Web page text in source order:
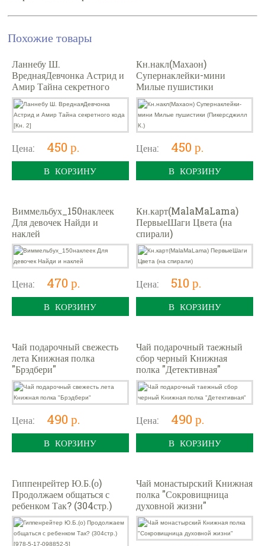
Похожие товары
Ланнебу Ш.
ВреднаяДевчонка Астрид и
Амир Тайна секретного
кода [Кн. 2]
Цена: 450 р.
В КОРЗИНУ
Кн.накл(Махаон)
Супернаклейки-мини
Милые пушистики
(Пикерсджилл К.)
Цена: 450 р.
В КОРЗИНУ
Виммельбух_150наклеек
Для девочек Найди и
наклей
Цена: 470 р.
В КОРЗИНУ
Кн.карт(MalaMaLama)
ПервыеШаги Цвета (на
спирали)
Цена: 510 р.
В КОРЗИНУ
Чай подарочный свежесть
лета Книжная полка
"Брэдбери"
Цена: 490 р.
В КОРЗИНУ
Чай подарочный таежный
сбор черный Книжная
полка "Детективная"
Цена: 490 р.
В КОРЗИНУ
Гиппенрейтер Ю.Б.(о)
Продолжаем общаться с
ребенком Так? (304стр.)
[978-5-17-098852-5]
Чай монастырский Книжная
полка "Сокровищница
духовной жизни"